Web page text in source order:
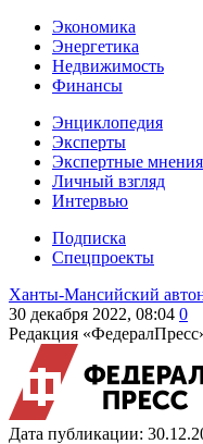
Экономика
Энергетика
Недвижимость
Финансы
Энциклопедия
Эксперты
Экспертные мнения
Личный взгляд
Интервью
Подписка
Спецпроекты
Ханты-Мансийский
30 декабря 2022, 08:04 0
Редакция
Дата публикации: